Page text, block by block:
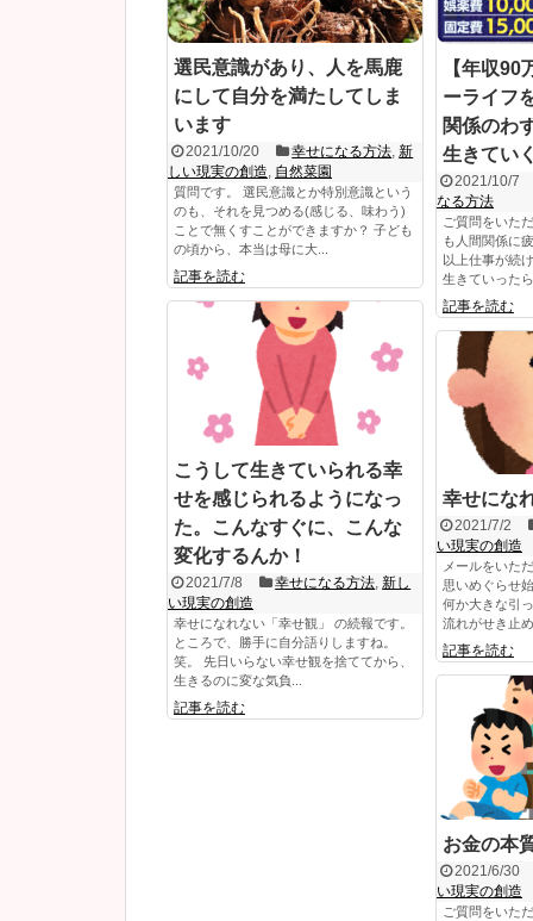
選民意識があり、人を馬鹿
にして自分を満たしてしま
います
2021/10/20 幸せになる方法,新
しい現実の創造, 自然菜園
質問です。 選民意識とか特別意識という
のも、それを見つめる(感じる、味わう)
ことで無くすことができますか？ 子ども
の頃から、本当は母に大...
記事を読む
【年収90
ーライフ
関係のわ
生きてい
2021/10/7
なる方法
ご質問をいた
も人間関係に
以上仕事が続
生きていった
記事を読む
こうして生きていられる幸
せを感じられるようになっ
た。こんなすぐに、こんな
変化するんか！
2021/7/8 幸せになる方法 ,新し
い現実の創造
幸せになれない「幸せ観」 の続報です。
ところで、勝手に自分語りしますね。
笑。 先日いらない幸せ観を捨ててから、
生きるのに変な気負...
記事を読む
幸せにな
2021/7/2
い現実の創造
メールをいた
思いめぐらせ
何か大きな引
流れがせき止
記事を読む
お金の本
2021/6/30
い現実の創造
ご質問をいた